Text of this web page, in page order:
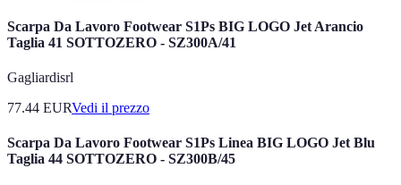
Scarpa Da Lavoro Footwear S1Ps BIG LOGO Jet Arancio
Taglia 41 SOTTOZERO - SZ300A/41
Gagliardisrl
77.44 EURVedi il prezzo
Scarpa Da Lavoro Footwear S1Ps Linea BIG LOGO Jet Blu
Taglia 44 SOTTOZERO - SZ300B/45